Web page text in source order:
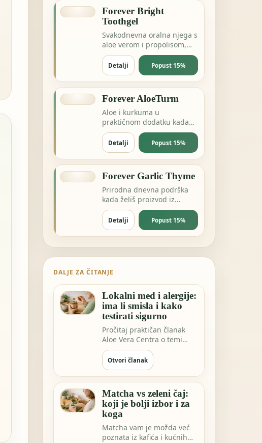
Forever Bright
Toothgel
Svakodnevna oralna njega s
aloe verom i propolisom,
bez nepotrebnog
kompliciranja.
Detalji Popust 15%
Forever AloeTurm
Aloe i kurkuma u
praktičnom dodatku kada
želiš podršku probavi,
zglobovima ili dnevnoj
ravnoteži.
Detalji Popust 15%
Forever Garlic Thyme
Prirodna dnevna podrška
kada želiš proizvod iz
pčelinje ili biljne linije za
energiju i otpornost.
Detalji Popust 15%
DALJE ZA ČITANJE
Lokalni med i alergije:
ima li smisla i kako
testirati sigurno
Pročitaj praktičan članak
Aloe Vera Centra o temi
Lokalni med i alergije: ima li
smisla…
Otvori članak
Matcha vs zeleni čaj:
koji je bolji izbor i za
koga
Matcha vam je možda već
poznata iz kafića i kućnih